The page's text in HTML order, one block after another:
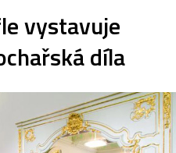
vystavuje
díla